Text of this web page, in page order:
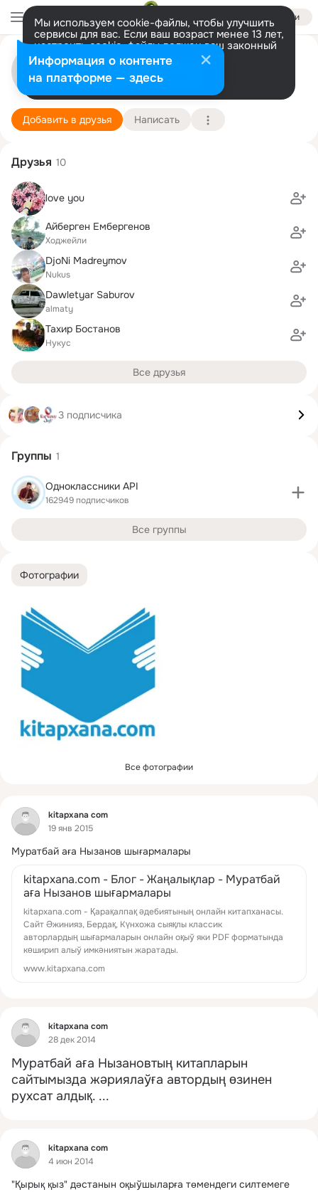
Войти
Мы используем cookie-файлы, чтобы улучшить
сервисы для вас. Если ваш возраст менее 13 лет,
настроить cookie-файлы должен ваш законный
представитель. Больше информации
Разрешить все Настроить
kitapxana com
Нукус 1 сентября (34 года)
Добавить в друзья Написать
Фотографии
Все фотографии
Фид
kitapxana com
19 янв 2015
Муратбай аға Нызанов шығармалары
kitapxana.com - Блог - Жаңалықлар - Муратбай
аға Нызанов шығармалары
kitapxana.com - Қарақалпақ әдебиятының онлайн китапханасы.
Сайт Әжинияз, Бердақ, Күнхожа сыяқлы классик
авторлардың шығармаларын онлайн оқыў яки PDF форматында
көширип алыў имкәниятын жаратады.
www.kitapxana.com
Фид
kitapxana com
28 дек 2014
Муратбай аға Нызановтың китапларын
сайтымызда жәриялаўға автордың өзинен
рухсат алдық. ...
Фид
kitapxana com
4 июн 2014
"Қырық қыз" дәстанын оқыўшыларға төмендеги силтемеге
Друзья 10
love you
Айберген Ембергенов
Ходжейли
DjoNi Madreymov
Nukus
Dawletyar Saburov
almaty
Тахир Бостанов
Нукус
Все друзья
3 подписчика
Группы 1
Одноклассники API
162949 подписчиков
Все группы
Информация о контенте
на платформе — здесь